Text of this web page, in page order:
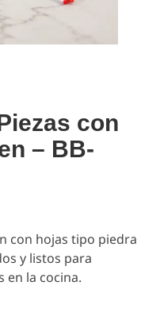
con
– BB-
con hojas tipo piedra
y listos para
en la cocina.